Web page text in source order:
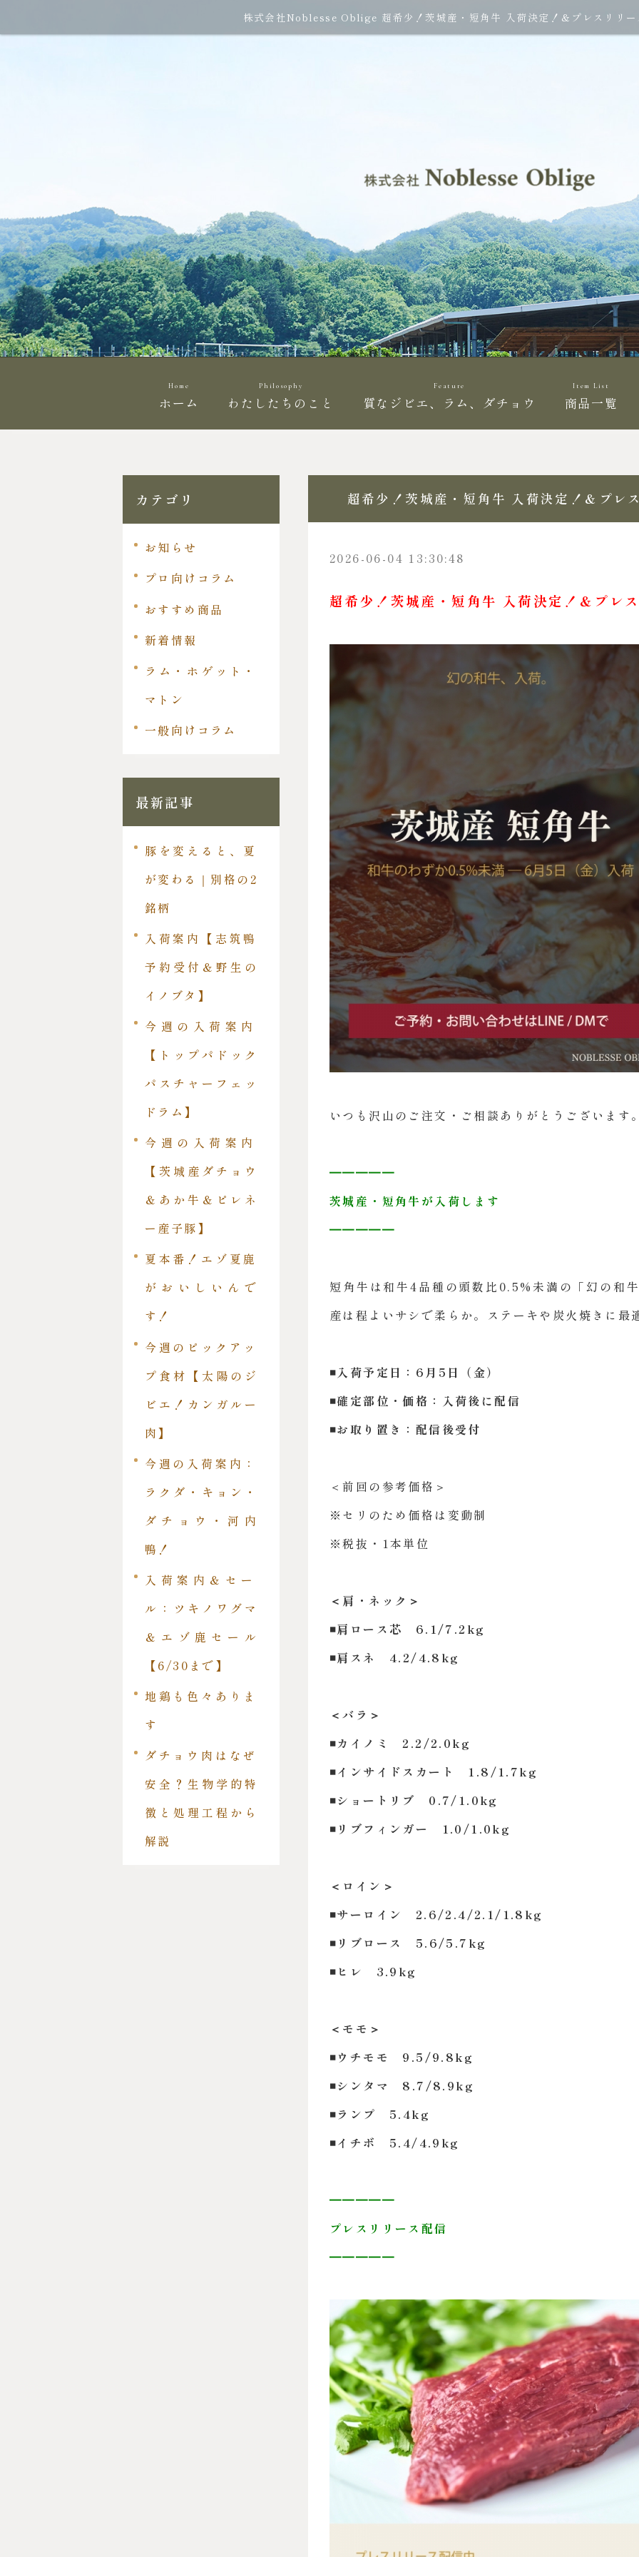
株式会社Noblesse Oblige 超希少！茨城産・短角牛 入荷決定！＆プレスリリ
Home
ホーム
Philosophy
わたしたちのこと
Feature
質なジビエ、ラム、ダチョウ
Item List
商品一覧
カテゴリ
お知らせ
プロ向けコラム
おすすめ商品
新着情報
ラム・ホゲット・
マトン
一般向けコラム
最新記事
豚を変えると、夏
が変わる｜別格の2
銘柄
入荷案内【志筑鴨
予約受付＆野生の
イノブタ】
今週の入荷案内
【トップパドック
パスチャーフェッ
ドラム】
今週の入荷案内
【茨城産ダチョウ
＆あか牛＆ピレネ
ー産子豚】
夏本番！エゾ夏鹿
がおいしいんで
す！
今週のピックアッ
プ食材【太陽のジ
ビエ！カンガルー
肉】
今週の入荷案内：
ラクダ・キョン・
ダチョウ・河内
鴨！
入荷案内＆セー
ル：ツキノワグマ
＆エゾ鹿セール
【6/30まで】
地鶏も色々ありま
す
ダチョウ肉はなぜ
安全？生物学的特
徴と処理工程から
解説
超希少！茨城産・短角牛 入荷決定！＆プ
2026-06-04 13:30:48
超希少！茨城産・短角牛 入荷決定！＆プ
いつも沢山のご注文・ご相談ありがとうございます
━━━━━
茨城産・短角牛が入荷します
━━━━━
短角牛は和牛4品種の頭数比0.5%未満の「幻の和
産は程よいサシで柔らか。ステーキや炭火焼きに最
◾️入荷予定日：6月5日（金）
◾️確定部位・価格：入荷後に配信
◾️お取り置き：配信後受付
＜前回の参考価格＞
※セリのため価格は変動制
※税抜・1本単位
＜肩・ネック＞
◾️肩ロース芯 6.1/7.2kg
◾️肩スネ 4.2/4.8kg
＜バラ＞
◾️カイノミ 2.2/2.0kg
◾️インサイドスカート 1.8/1.7kg
◾️ショートリブ 0.7/1.0kg
◾️リブフィンガー 1.0/1.0kg
＜ロイン＞
◾️サーロイン 2.6/2.4/2.1/1.8kg
◾️リブロース 5.6/5.7kg
◾️ヒレ 3.9kg
＜モモ＞
◾️ウチモモ 9.5/9.8kg
◾️シンタマ 8.7/8.9kg
◾️ランプ 5.4kg
◾️イチボ 5.4/4.9kg
━━━━━
プレスリリース配信
━━━━━